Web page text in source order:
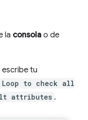
la consola o de
tu
to check all
attributes .